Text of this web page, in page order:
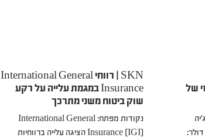
של
140 מיליון דולר:
SKN | רווחי International General
Insurance במגמת עלייה על רקע
שוק ביטוח משני מתרכך
נקודות מפתח: International General
Insurance (IGI) הציגה עלייה ברווחיות